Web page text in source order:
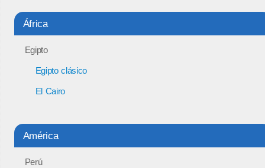
África
Egipto
Egipto clásico
El Cairo
América
Perú